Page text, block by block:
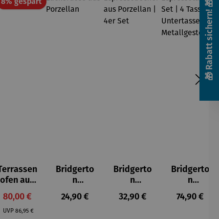
ofen aus
Gusseisen
Verkaufspreis:
80,00 €
UVP Regulärer Preis:
86,95 €
Bridgerto
n
Zuckerdo
se aus
Regulärer Preis:
24,90 €
Bridgerto
n
Espresso
becher
Regulärer Preis:
32,90 €
Bridgerto
n
Espressot
assen Set
Regulärer
74,90 €
🎁 Rabatt sichern! 🎁